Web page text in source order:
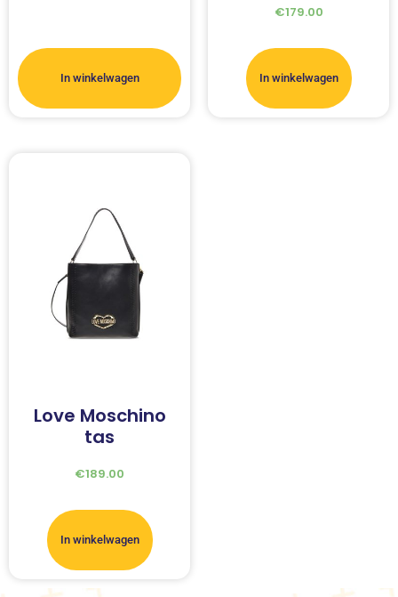
In winkelwagen
€179.00
In winkelwagen
Love Moschino
tas
€189.00
In winkelwagen